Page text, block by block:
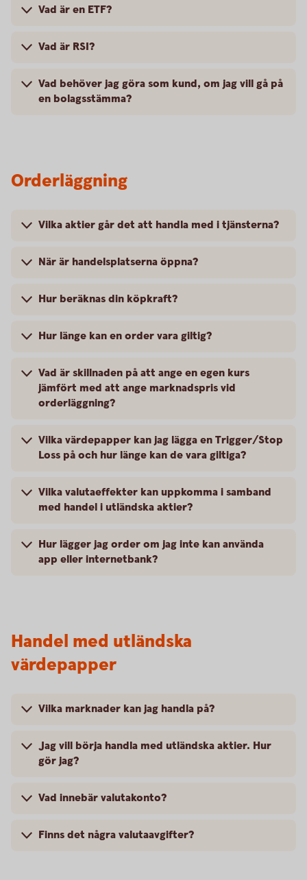
Vad är en ETF?
Vad är RSI?
Vad behöver jag göra som kund, om jag vill gå på
en bolagsstämma?
Orderläggning
Vilka aktier går det att handla med i tjänsterna?
När är handelsplatserna öppna?
Hur beräknas din köpkraft?
Hur länge kan en order vara giltig?
Vad är skillnaden på att ange en egen kurs
jämfört med att ange marknadspris vid
orderläggning?
Vilka värdepapper kan jag lägga en Trigger/Stop
Loss på och hur länge kan de vara giltiga?
Vilka valutaeffekter kan uppkomma i samband
med handel i utländska aktier?
Hur lägger jag order om jag inte kan använda
app eller internetbank?
Handel med utländska
värdepapper
Vilka marknader kan jag handla på?
Jag vill börja handla med utländska aktier. Hur
gör jag?
Vad innebär valutakonto?
Finns det några valutaavgifter?